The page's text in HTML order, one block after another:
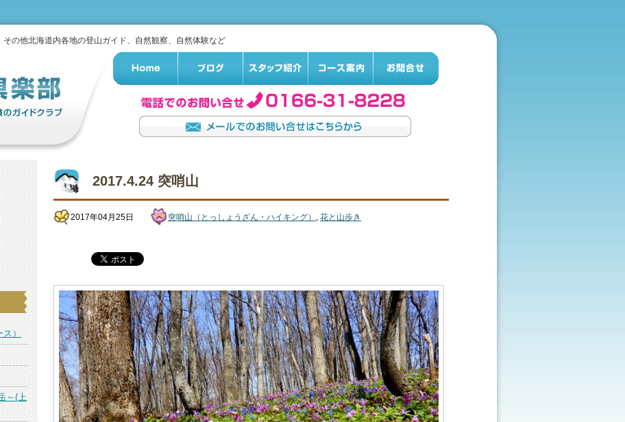
の他北海道内各地の登山ガイド、自然観察、自然体験など
ス）
～(上
2017.4.24 突哨山
2017年04月25日 突哨山（とっしょうざん・ハイキング） , 花と山歩き